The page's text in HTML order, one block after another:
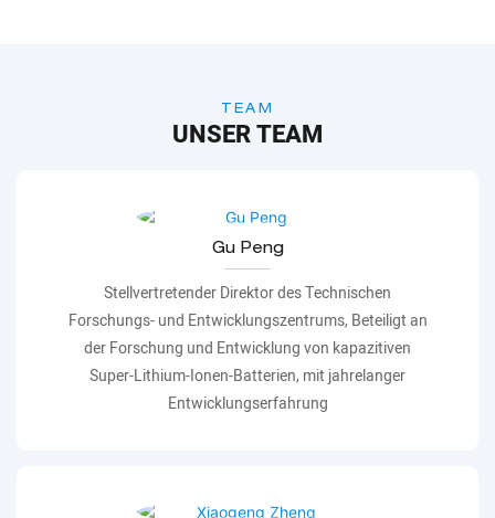
TEAM
UNSER TEAM
Gu Peng
Stellvertretender Direktor des Technischen
Forschungs- und Entwicklungszentrums, Beteiligt an
der Forschung und Entwicklung von kapazitiven
Super-Lithium-Ionen-Batterien, mit jahrelanger
Entwicklungserfahrung